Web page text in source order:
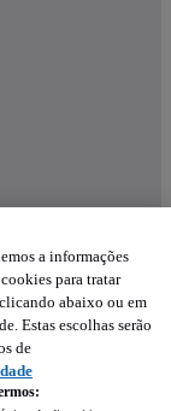
a informações
para tratar
abaixo ou em
Estas escolhas serão
de